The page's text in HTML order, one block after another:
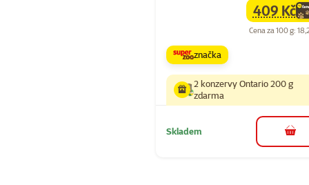
family
409 Kč
Cena za 100 g:
značka
2 konzervy Ontario 200 g
zdarma
Skladem do